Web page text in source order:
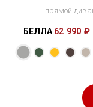
Размеры
200
прямой
БЕЛЛА62 990 ₽